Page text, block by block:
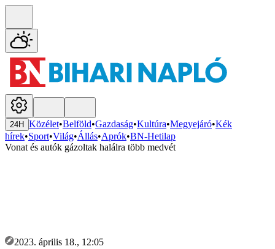
24H Közélet•Belföld•Gazdaság•Kultúra•Megyejáró•Kék
hírek•Sport•Világ•Állás•Aprók•BN-Hetilap
Vonat és autók gázoltak halálra több medvét
2023. április 18., 12:05